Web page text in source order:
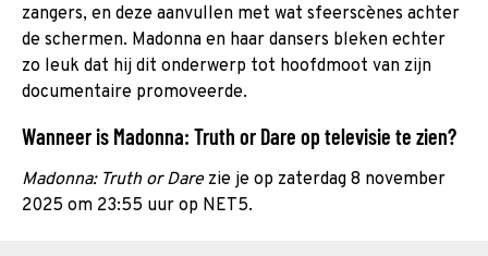
zangers, en deze aanvullen met wat sfeerscènes achter
de schermen. Madonna en haar dansers bleken echter
zo leuk dat hij dit onderwerp tot hoofdmoot van zijn
documentaire promoveerde.
Wanneer is Madonna: Truth or Dare op televisie te zien?
Madonna: Truth or Dare zie je op zaterdag 8 november
2025 om 23:55 uur op NET5.